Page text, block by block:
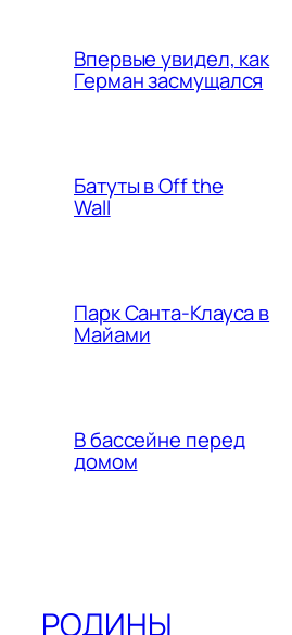
Впервые увидел, как
Герман засмущался
Батуты в Off the
Wall
Парк Санта-Клауса в
Майами
В бассейне перед
домом
РОДИНЫ